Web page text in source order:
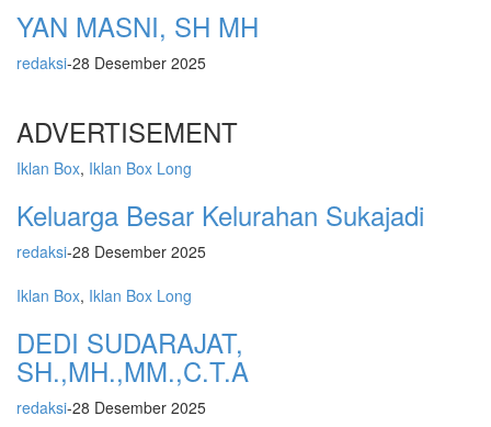
YAN MASNI, SH MH
redaksi-28 Desember 2025
ADVERTISEMENT
Iklan Box, Iklan Box Long
Keluarga Besar Kelurahan Sukajadi
redaksi-28 Desember 2025
Iklan Box, Iklan Box Long
DEDI SUDARAJAT,
SH.,MH.,MM.,C.T.A
redaksi-28 Desember 2025